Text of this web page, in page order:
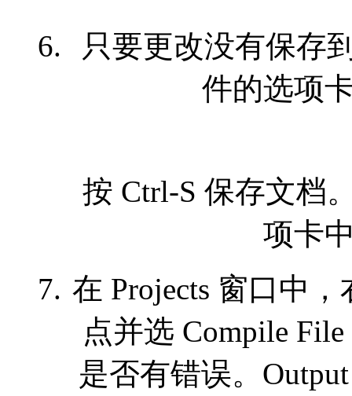
只要更改没有保存
件的选项
按 Ctrl-S 保存文档
项卡
在 Projects 窗口中
点并选 Compile
是否有错误。